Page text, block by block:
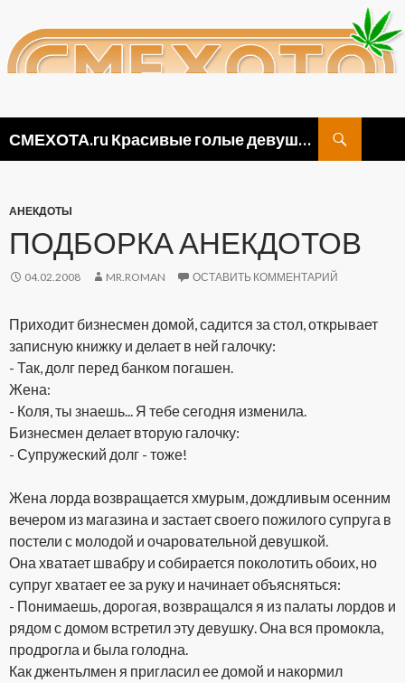
СМЕХОТА.ru Красивые голые девушки, прикольные картинки ню и видео приколы
АНЕКДОТЫ
ПОДБОРКА АНЕКДОТОВ
04.02.2008 MR.ROMAN ОСТАВИТЬ КОММЕНТАРИЙ
Приходит бизнесмен домой, садится за стол, открывает
записную книжку и делает в ней галочку:
- Так, долг перед банком погашен.
Жена:
- Коля, ты знаешь... Я тебе сегодня изменила.
Бизнесмен делает вторую галочку:
- Супружеский долг - тоже!
Жена лорда возвращается хмурым, дождливым осенним
вечером из магазина и застает своего пожилого супруга в
постели с молодой и очаровательной девушкой.
Она хватает швабру и собирается поколотить обоих, но
супруг хватает ее за руку и начинает объясняться:
- Понимаешь, дорогая, возвращался я из палаты лордов и
рядом с домом встретил эту девушку. Она вся промокла,
продрогла и была голодна.
Как джентьлмен я пригласил ее домой и накормил